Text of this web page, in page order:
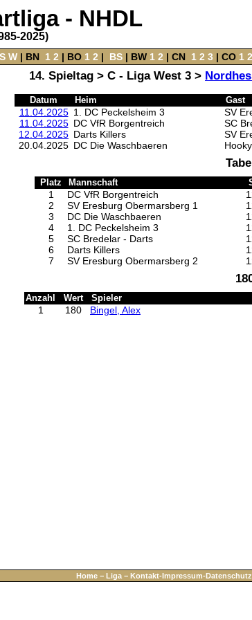
- NHDL
2025)
S W‌ | BN‌ 1 2 | BO‌ 1 2 | BS| BW‌ 1 2 ‌ | CN‌ 1 2 3| CO‌ 1 2
14. Spieltag > C - Liga West 3 >
Datum Heim Gast
11.04.2025 1. DC Peckelsheim 3 SV
11.04.2025 DC VfR Borgentreich SC
12.04.2025 Darts Killers SV
20.04.2025 DC Die Waschbaeren
Platz Mannschaft
1 DC VfR Borgentreich
2
SV Eresburg Obermarsberg 1
3
DC Die Waschbaeren
4
1. DC Peckelsheim 3
5
SC Bredelar - Darts
6
Darts Killers
7
SV Eresburg Obermarsberg 2
Anzahl Wert Spieler
1 180 Bingel, Alex
Home − Liga − Kontakt-Impressum-